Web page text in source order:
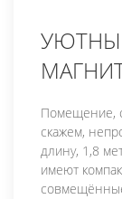
Помещение,
скажем,
длину, 1,8
имеют